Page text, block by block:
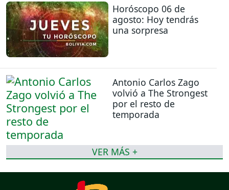
Horóscopo 06 de
agosto: Hoy tendrás
una sorpresa
Antonio Carlos Zago
volvió a The Strongest
por el resto de
temporada
VER MÁS +